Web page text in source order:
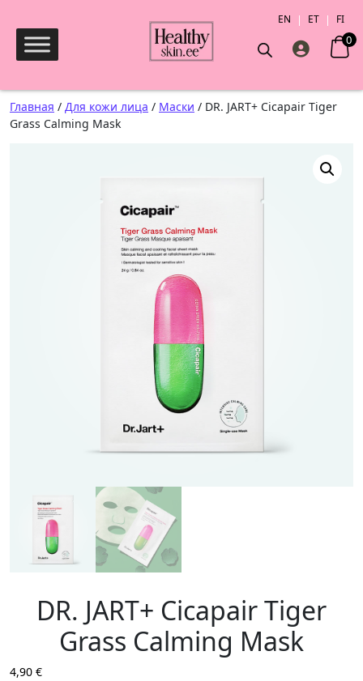
EN ET FI
Поиск товаров0
Главная / Для кожи лица / Маски / DR. JART+ Cicapair Tiger
Grass Calming Mask
DR. JART+ Cicapair Tiger
Grass Calming Mask
4,90 €